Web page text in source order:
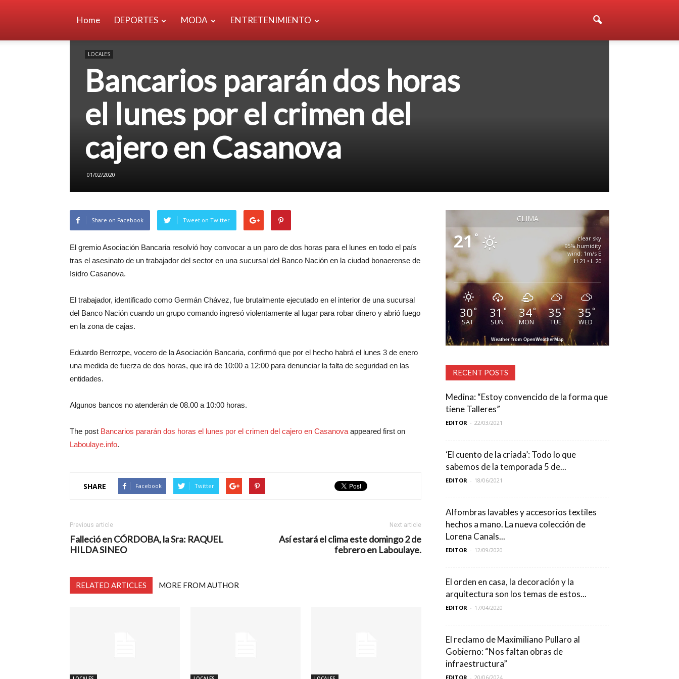
Home DEPORTES MODA ENTRETENIMIENTO
LOCALES
Bancarios pararán dos horas
el lunes por el crimen del
cajero en Casanova
01/02/2020
Share on Facebook Tweet on Twitter
El gremio Asociación Bancaria resolvió hoy convocar a un paro de dos horas para el lunes en todo el país
tras el asesinato de un trabajador del sector en una sucursal del Banco Nación en la ciudad bonaerense de
Isidro Casanova.
El trabajador, identificado como Germán Chávez, fue brutalmente ejecutado en el interior de una sucursal
del Banco Nación cuando un grupo comando ingresó violentamente al lugar para robar dinero y abrió fuego
en la zona de cajas.
Eduardo Berrozpe, vocero de la Asociación Bancaria, confirmó que por el hecho habrá el lunes 3 de enero
una medida de fuerza de dos horas, que irá de 10:00 a 12:00 para denunciar la falta de seguridad en las
entidades.
Algunos bancos no atenderán de 08.00 a 10:00 horas.
The post Bancarios pararán dos horas el lunes por el crimen del cajero en Casanova appeared first on
Laboulaye.info.
SHARE Facebook Twitter
Previous article
Falleció en CÓRDOBA, la Sra: RAQUEL
HILDA SINEO
Next article
Así estará el clima este domingo 2 de
febrero en Laboulaye.
RELATED ARTICLES MORE FROM AUTHOR
CLIMA
21°
clear sky
95% humidity
wind: 1m/s E
H 21 • L 20
30°
SAT
31°
SUN
34°
MON
35°
TUE
35°
WED
Weather from OpenWeatherMap
RECENT POSTS
Medina: “Estoy convencido de la forma que
tiene Talleres”
EDITOR - 22/03/2021
‘El cuento de la criada’: Todo lo que
sabemos de la temporada 5 de...
EDITOR - 18/06/2021
Alfombras lavables y accesorios textiles
hechos a mano. La nueva colección de
Lorena Canals...
EDITOR - 12/09/2020
El orden en casa, la decoración y la
arquitectura son los temas de estos...
EDITOR - 17/04/2020
El reclamo de Maximiliano Pullaro al
Gobierno: “Nos faltan obras de
infraestructura”
EDITOR - 20/06/2024